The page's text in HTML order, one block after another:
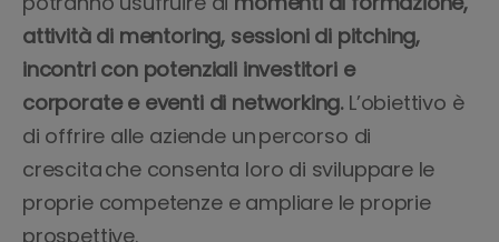
attività di mentoring, sessioni di pitching,
incontri con potenziali investitori e
corporate e eventi di networking. L’obiettivo è
di offrire alle aziende un percorso di
crescita che consenta loro di sviluppare le
proprie competenze e ampliare le proprie
prospettive.